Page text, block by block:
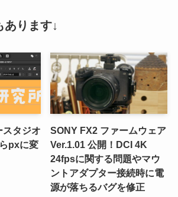
あります↓
タジオ
pxに変
SONY FX2 ファームウェア
Ver.1.01 公開！DCI 4K
24fpsに関する問題やマウ
ントアダプター接続時に電
源が落ちるバグを修正